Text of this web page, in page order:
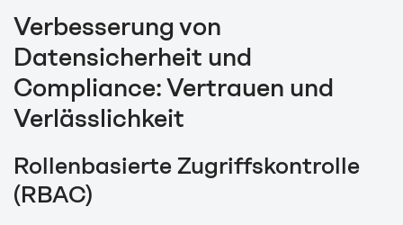
Verbesserung von
Datensicherheit und
Compliance: Vertrauen und
Verlässlichkeit
Rollenbasierte Zugriffskontrolle
(RBAC)